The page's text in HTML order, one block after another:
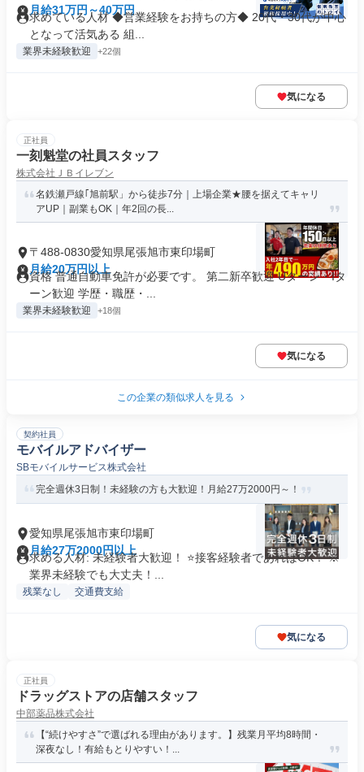
月給31万円～40万円
求めている人材 ◆営業経験をお持ちの方◆ 20代・30代が中心
となって活気ある 組...
業界未経験歓迎 +22個
気になる
正社員
一刻魁堂の社員スタッフ
株式会社ＪＢイレブン
名鉄瀬戸線｢旭前駅」から徒歩7分｜上場企業★腰を据えてキャリ
アUP｜副業もOK｜年2回の長...
〒488-0830愛知県尾張旭市東印場町
月給20万円以上
資格 普通自動車免許が必要です。 第二新卒歓迎 Uターン・Iタ
ーン歓迎 学歴・職歴・...
業界未経験歓迎 +18個
気になる
この企業の類似求人を見る
契約社員
モバイルアドバイザー
SBモバイルサービス株式会社
完全週休3日制！未経験の方も大歓迎！月給27万2000円～！
愛知県尾張旭市東印場町
月給27万2000円以上
求める人材: 未経験者大歓迎！ ⭐接客経験者であればOK！ ※
業界未経験でも大丈夫！...
残業なし 交通費支給
気になる
正社員
ドラッグストアの店舗スタッフ
中部薬品株式会社
【“続けやすさ”で選ばれる理由があります。】残業月平均8時間・
深夜なし！有給もとりやすい！...